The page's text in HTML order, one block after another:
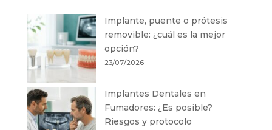
Implante, puente o prótesis
removible: ¿cuál es la mejor
opción?
23/07/2026
Implantes Dentales en
Fumadores: ¿Es posible?
Riesgos y protocolo